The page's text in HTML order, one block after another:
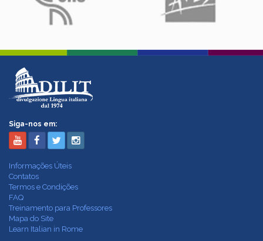
Siga-nos em:
Informações Úteis
Contatos
Termos e Condições
FAQ
Treinamento para Professores
Mapa do Site
Learn Italian in Rome